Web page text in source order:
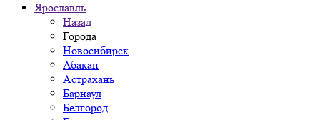
Ярославль
Назад
Города
Новосибирск
Абакан
Астрахань
Барнаул
Белгород